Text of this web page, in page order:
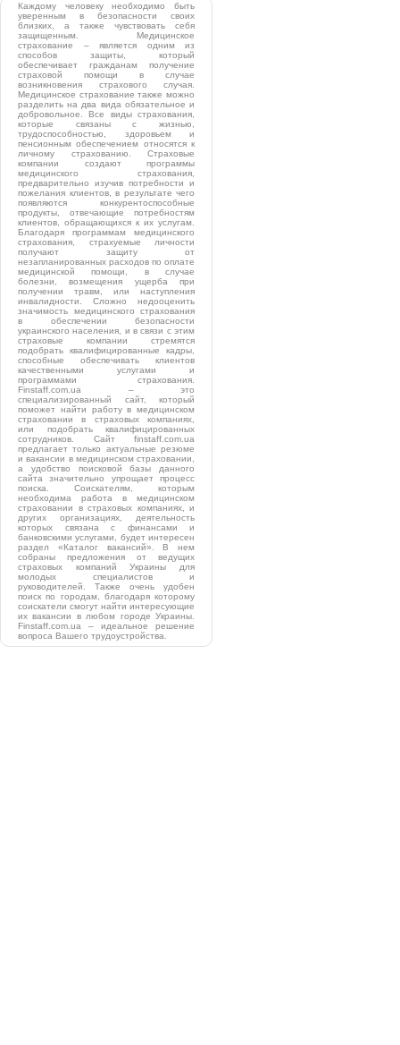
Каждому человеку необходимо быть
уверенным в безопасности своих
близких, а также чувствовать себя
защищенным. Медицинское
страхование – является одним из
способов защиты, который
обеспечивает гражданам получение
страховой помощи в случае
возникновения страхового случая.
Медицинское страхование также можно
разделить на два вида обязательное и
добровольное. Все виды страхования,
которые связаны с жизнью,
трудоспособностью, здоровьем и
пенсионным обеспечением относятся к
личному страхованию. Страховые
компании создают программы
медицинского страхования,
предварительно изучив потребности и
пожелания клиентов, в результате чего
появляются конкурентоспособные
продукты, отвечающие потребностям
клиентов, обращающихся к их услугам.
Благодаря программам медицинского
страхования, страхуемые личности
получают защиту от
незапланированных расходов по оплате
медицинской помощи, в случае
болезни, возмещения ущерба при
получении травм, или наступления
инвалидности. Сложно недооценить
значимость медицинского страхования
в обеспечении безопасности
украинского населения, и в связи с этим
страховые компании стремятся
подобрать квалифицированные кадры,
способные обеспечивать клиентов
качественными услугами и
программами страхования.
Finstaff.com.ua – это
специализированный сайт, который
поможет найти работу в медицинском
страховании в страховых компаниях,
или подобрать квалифицированных
сотрудников. Сайт finstaff.com.ua
предлагает только актуальные резюме
и вакансии в медицинском страховании,
а удобство поисковой базы данного
сайта значительно упрощает процесс
поиска. Соискателям, которым
необходима работа в медицинском
страховании в страховых компаниях, и
других организациях, деятельность
которых связана с финансами и
банковскими услугами, будет интересен
раздел «Каталог вакансий». В нем
собраны предложения от ведущих
страховых компаний Украины для
молодых специалистов и
руководителей. Также очень удобен
поиск по городам, благодаря которому
соискатели смогут найти интересующие
их вакансии в любом городе Украины.
Finstaff.com.ua – идеальное решение
вопроса Вашего трудоустройства.